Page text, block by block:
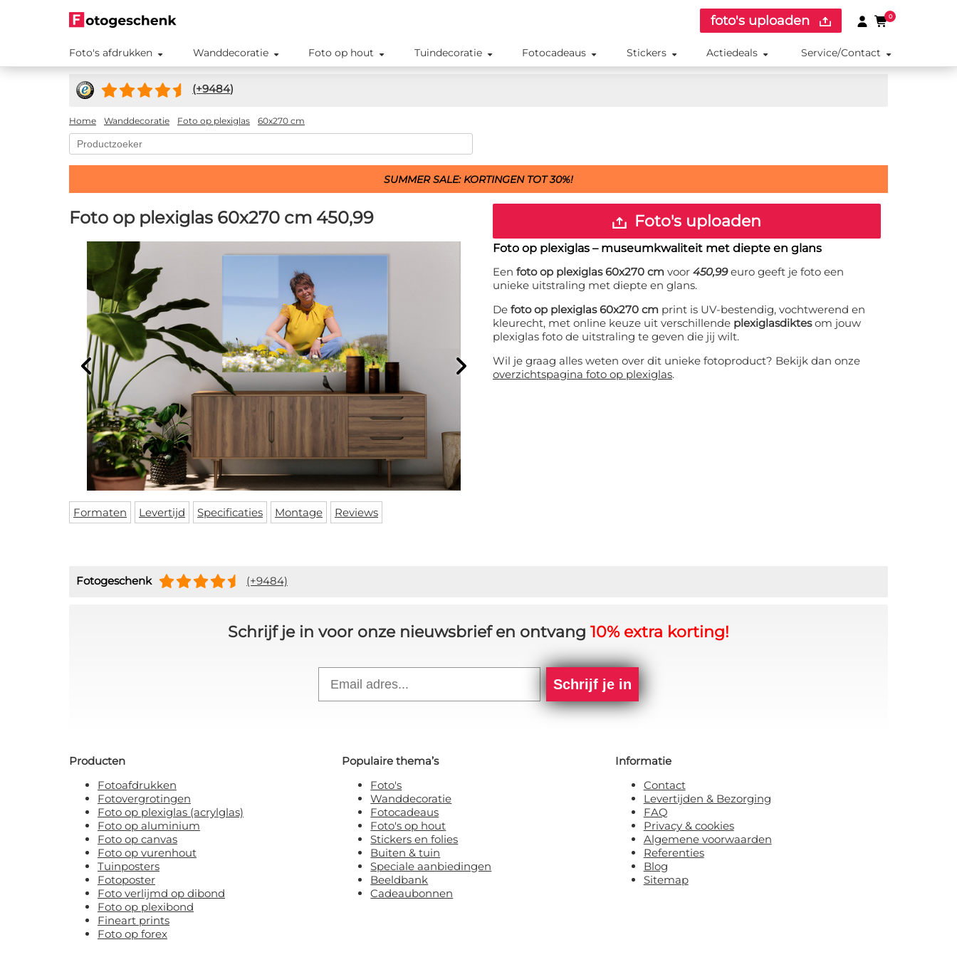
foto's uploaden 0
Foto's afdrukken Wanddecoratie Foto op hout Tuindecoratie Fotocadeaus Stickers Actiedeals Service/Contact
(+9484)
Home Wanddecoratie Foto op plexiglas 60x270 cm
SUMMER SALE: KORTINGEN TOT 30%!
Foto op plexiglas 60x270 cm 450,99
Formaten Levertijd Specificaties Montage Reviews
Foto's uploaden
Foto op plexiglas – museumkwaliteit met diepte en glans
Een foto op plexiglas 60x270 cm voor 450,99euro geeft je foto een
unieke uitstraling met diepte en glans.
De foto op plexiglas 60x270 cm print is UV-bestendig, vochtwerend en
kleurecht, met online keuze uit verschillende plexiglasdiktesom jouw
plexiglas foto de uitstraling te geven die jij wilt.
Wil je graag alles weten over dit unieke fotoproduct? Bekijk dan onze
overzichtspagina foto op plexiglas.
Fotogeschenk (+9484)
Schrijf je in voor onze nieuwsbrief en ontvang 10% extra korting!
Schrijf je in
Producten
Fotoafdrukken
Fotovergrotingen
Foto op plexiglas (acrylglas)
Foto op aluminium
Foto op canvas
Foto op vurenhout
Tuinposters
Fotoposter
Foto verlijmd op dibond
Foto op plexibond
Fineart prints
Foto op forex
Populaire thema’s
Foto's
Wanddecoratie
Fotocadeaus
Foto's op hout
Stickers en folies
Buiten & tuin
Speciale aanbiedingen
Beeldbank
Cadeaubonnen
Informatie
Contact
Levertijden & Bezorging
FAQ
Privacy & cookies
Algemene voorwaarden
Referenties
Blog
Sitemap